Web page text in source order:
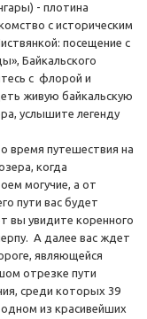
- плотина
с историческим
посещение с
Байкальского
с флорой и
живую байкальскую
услышите легенду
время путешествия на
когда
могучие, а от
пути вас будет
вы увидите коренного
А далее вас ждет
являющейся
отрезке пути
среди которых 39
из красивейших